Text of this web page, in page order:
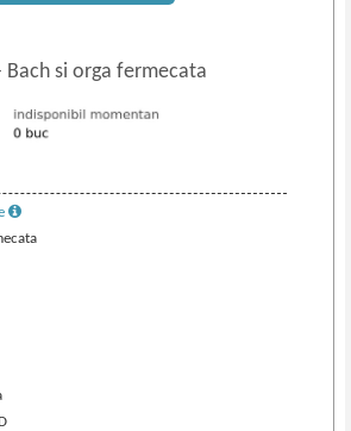
Bach si orga fermecata